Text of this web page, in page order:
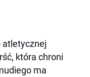
atletycznej
która chroni
ma